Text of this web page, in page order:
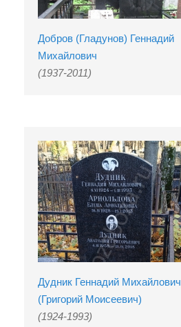
Добров (Гладунов) Геннадий
Михайлович
(1937-2011)
Дудник Геннадий Михайлович
(Григорий Моисеевич)
(1924-1993)